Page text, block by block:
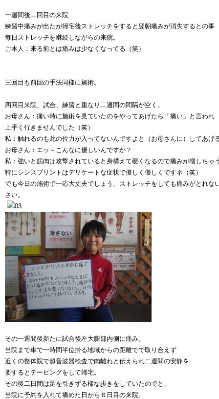
一週間後二回目の来院
練習中痛みが出たが帰宅後ストレッチをすると翌朝痛みが消失するとの事
毎日ストレッチを継続しながらの来院。
ご本人：来る前とは痛みは少なくなってる（笑）
三回目も前回の手法同様に施術。
四回目来院、試合、練習と重なり二週間の間隔が空く。
お母さん：痛い時に施術を見ていたのをやってあげたら「痛い」と言われ
上手く行きませんでした（笑）
私：触れるのも此の位力が入ってないんですよと（お母さんに）してあげ
お母さん：エッ～こんなに優しいんですか？
私：強いと筋肉は攻撃されていると身構えて硬くなるので痛みが増しちゃ
特にシンスプリントはデリケートな症状で優しく優しくですネ（笑）
でも今日の施術で一応大丈夫でしょう、ストレッチをしても痛みがとれな
さい。
その一週間後新たに試合後左大腿部内側に痛み。
当院まで車で一時間半位掛る地域からの距離でで取り合えず
近くの整体院で超音波器検査で肉離れと伝えられ二週間の安静を
要するとテーピングをして帰宅。
その後二日間は足を引きずる様な歩きをしていたのでと、
当院に予約を入れて痛めた日から６日目の来院。